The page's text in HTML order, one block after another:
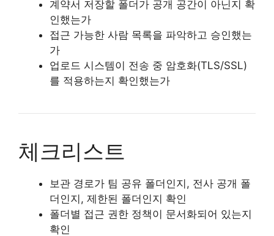
계약서 저장할 폴더가 공개 공간이 아닌지 확
인했는가
접근 가능한 사람 목록을 파악하고 승인했는
가
업로드 시스템이 전송 중 암호화(TLS/SSL)
를 적용하는지 확인했는가
체크리스트
보관 경로가 팀 공유 폴더인지, 전사 공개 폴
더인지, 제한된 폴더인지 확인
폴더별 접근 권한 정책이 문서화되어 있는지
확인